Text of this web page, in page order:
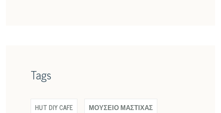
Tags
HUT DIY CAFE ΜΟΥΣΕΙΟ ΜΑΣΤΙΧΑΣ